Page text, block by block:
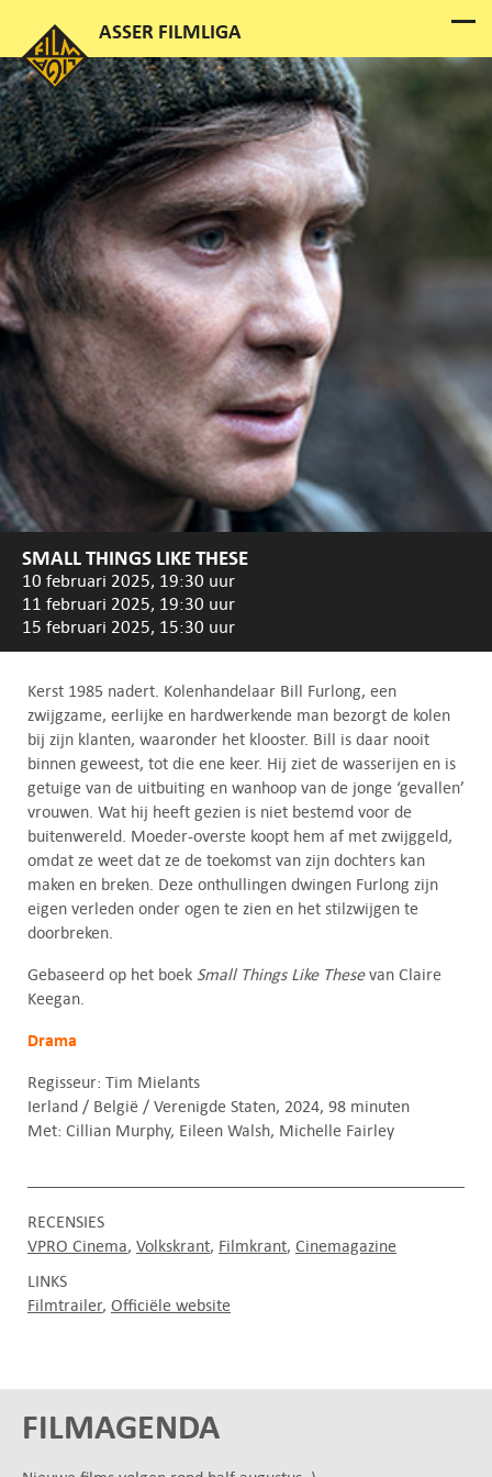
SMALL THINGS LIKE THESE
10 februari 2025, 19:30 uur
11 februari 2025, 19:30 uur
15 februari 2025, 15:30 uur
Kerst 1985 nadert. Kolenhandelaar Bill Furlong, een
zwijgzame, eerlijke en hardwerkende man bezorgt de kolen
bij zijn klanten, waaronder het klooster. Bill is daar nooit
binnen geweest, tot die ene keer. Hij ziet de wasserijen en is
getuige van de uitbuiting en wanhoop van de jonge ‘gevallen’
vrouwen. Wat hij heeft gezien is niet bestemd voor de
buitenwereld. Moeder-overste koopt hem af met zwijggeld,
omdat ze weet dat ze de toekomst van zijn dochters kan
maken en breken. Deze onthullingen dwingen Furlong zijn
eigen verleden onder ogen te zien en het stilzwijgen te
doorbreken.
Gebaseerd op het boek Small Things Like Thesevan Claire
Keegan.
Drama
Regisseur: Tim Mielants
Ierland / België / Verenigde Staten, 2024, 98 minuten
Met: Cillian Murphy, Eileen Walsh, Michelle Fairley
RECENSIES
VPRO Cinema Volkskrant Filmkrant Cinemagazine
LINKS
Filmtrailer Officiële website
FILMAGENDA